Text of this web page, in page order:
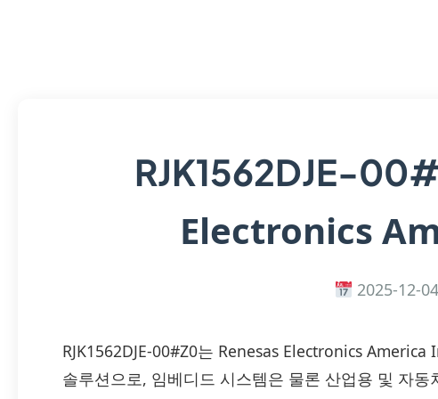
RJK1562DJE-
Electronics
2025-12-04
RJK1562DJE-00#Z0는 Renesas Electronics
솔루션으로, 임베디드 시스템은 물론 산업용 및 자